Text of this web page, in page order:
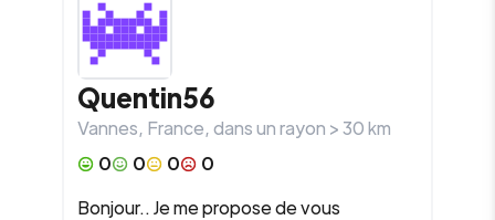
Quentin56
Vannes, France, dans un rayon >30km
0
0 0
0
Bonjour.. Je me propose de vous